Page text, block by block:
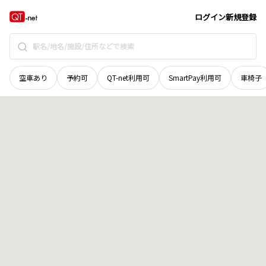
ログイン新規登録
空車あり 予約可 QT-net利用可 SmartPay利用可 車椅子
岩手県